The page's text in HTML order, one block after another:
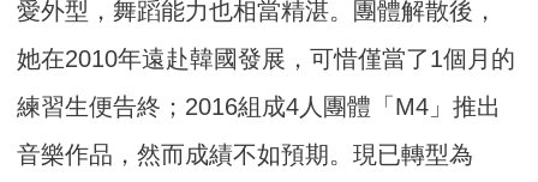
愛外型，舞蹈能力也相當精湛。團體解散後，
她在2010年遠赴韓國發展，可惜僅當了1個月的
練習生便告終；2016組成4人團體「M4」推出
音樂作品，然而成績不如預期。現已轉型為